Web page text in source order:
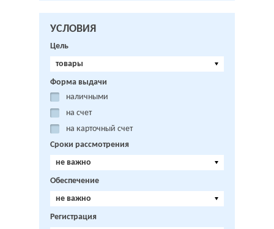
УСЛОВИЯ
Цель
товары
Форма выдачи
наличными
на счет
на карточный счет
Сроки рассмотрения
не важно
Обеспечение
не важно
Регистрация